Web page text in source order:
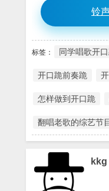
铃
标签： 同学唱歌开
开口跪前奏跪
怎样做到开口跪
翻唱老歌的综艺节
kkg